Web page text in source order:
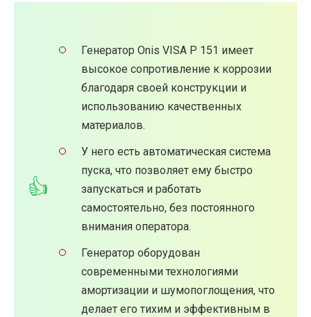
Генератор Onis VISA P 151 имеет
высокое сопротивление к коррозии
благодаря своей конструкции и
использованию качественных
материалов.
У него есть автоматическая система
пуска, что позволяет ему быстро
запускаться и работать
самостоятельно, без постоянного
внимания оператора.
Генератор оборудован
современными технологиями
амортизации и шумопоглощения, что
делает его тихим и эффективным в